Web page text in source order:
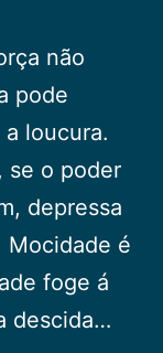
não
pode
loucura.
se o poder
depressa
Mocidade é
foge á
descida…